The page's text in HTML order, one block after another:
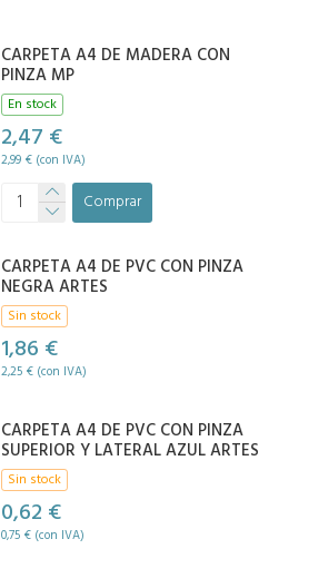
CARPETA A4 DE MADERA CON
PINZA MP
En stock
2,47 €
2,99 € (con IVA)
Comprar
CARPETA A4 DE PVC CON PINZA
NEGRA ARTES
Sin stock
1,86 €
2,25 € (con IVA)
CARPETA A4 DE PVC CON PINZA
SUPERIOR Y LATERAL AZUL ARTES
Sin stock
0,62 €
0,75 € (con IVA)